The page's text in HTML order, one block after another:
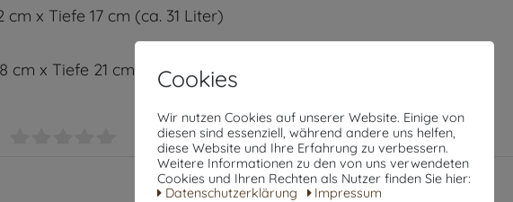
x Tiefe 17 cm (ca. 31 Liter)
cm x Tiefe 21 cm (ca. 48 Liter)
Cookies
Wir nutzen Cookies auf unserer Website. Einige von
diesen sind essenziell, während andere uns helfen,
diese Website und Ihre Erfahrung zu verbessern.
Weitere Informationen zu den von uns verwendeten
Cookies und Ihren Rechten als Nutzer finden Sie hier:
Daten­schutz­erklärung
Impressum